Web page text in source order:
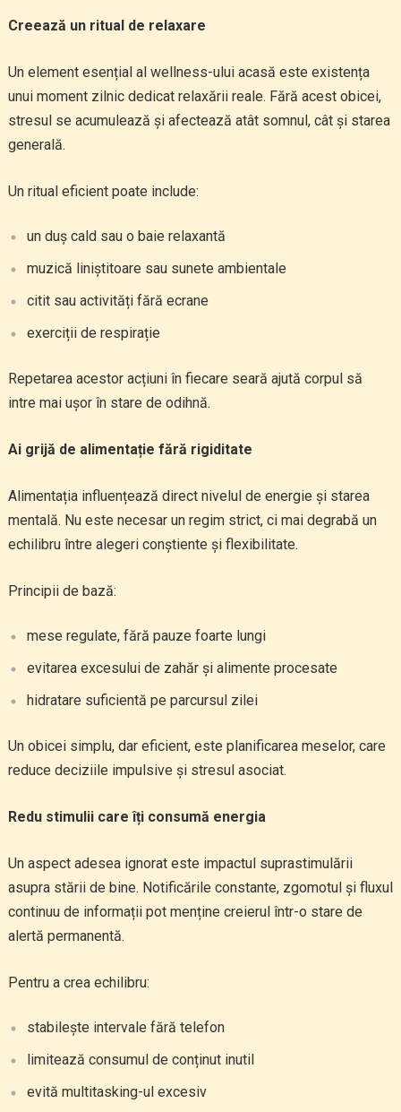
Creează un ritual de relaxare
Un element esențial al wellness-ului acasă este existența
unui moment zilnic dedicat relaxării reale. Fără acest obicei,
stresul se acumulează și afectează atât somnul, cât și starea
generală.
Un ritual eficient poate include:
un duș cald sau o baie relaxantă
muzică liniștitoare sau sunete ambientale
citit sau activități fără ecrane
exerciții de respirație
Repetarea acestor acțiuni în fiecare seară ajută corpul să
intre mai ușor în stare de odihnă.
Ai grijă de alimentație fără rigiditate
Alimentația influențează direct nivelul de energie și starea
mentală. Nu este necesar un regim strict, ci mai degrabă un
echilibru între alegeri conștiente și flexibilitate.
Principii de bază:
mese regulate, fără pauze foarte lungi
evitarea excesului de zahăr și alimente procesate
hidratare suficientă pe parcursul zilei
Un obicei simplu, dar eficient, este planificarea meselor, care
reduce deciziile impulsive și stresul asociat.
Redu stimulii care îți consumă energia
Un aspect adesea ignorat este impactul suprastimulării
asupra stării de bine. Notificările constante, zgomotul și fluxul
continuu de informații pot menține creierul într-o stare de
alertă permanentă.
Pentru a crea echilibru:
stabilește intervale fără telefon
limitează consumul de conținut inutil
evită multitasking-ul excesiv